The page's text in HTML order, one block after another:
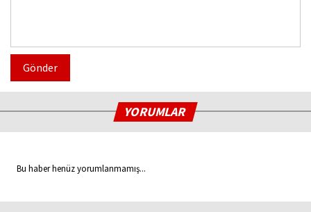
Gönder
YORUMLAR
Bu haber henüz yorumlanmamış...